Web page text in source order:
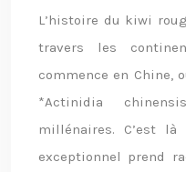
L’histoire du kiwi
travers les
commence en Chine,
*Actinidia
millénaires. C’est
exceptionnel prend